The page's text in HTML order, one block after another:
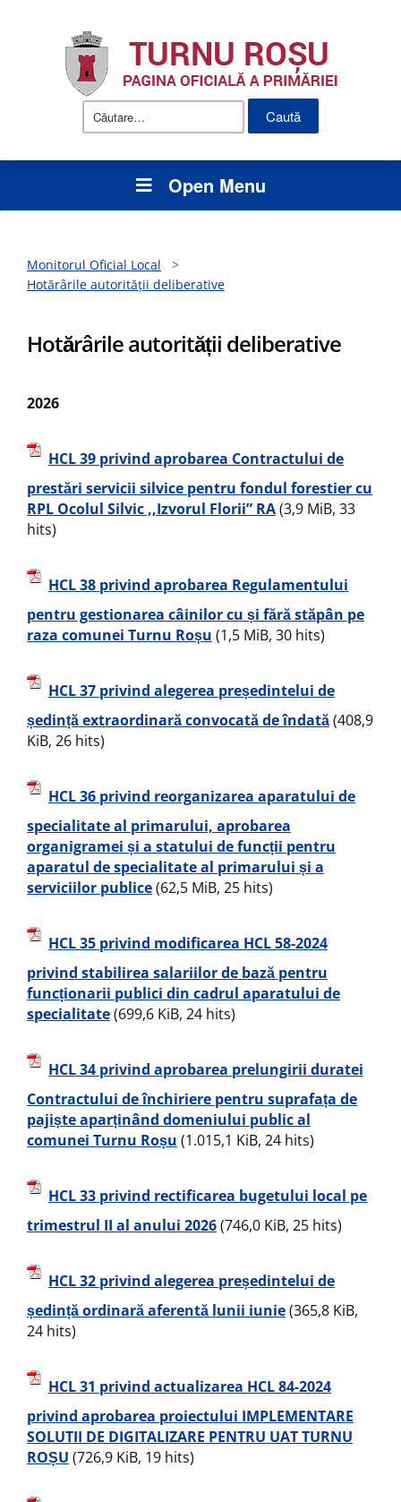
Caută
Open Menu
Monitorul Oficial Local
>
Hotărârile autorității deliberative
Hotărârile autorității deliberative
2026
HCL 39 privind aprobarea Contractului de
prestări servicii silvice pentru fondul forestier cu
RPL Ocolul Silvic ,,Izvorul Florii” RA(3,9 MiB, 33
hits)
HCL 38 privind aprobarea Regulamentului
pentru gestionarea câinilor cu și fără stăpân pe
raza comunei Turnu Roșu (1,5 MiB, 30 hits)
HCL 37 privind alegerea președintelui de
ședință extraordinară convocată de îndată(408,9
KiB, 26 hits)
HCL 36 privind reorganizarea aparatului de
specialitate al primarului, aprobarea
organigramei și a statului de funcții pentru
aparatul de specialitate al primarului și a
serviciilor publice(62,5 MiB, 25 hits)
HCL 35 privind modificarea HCL 58-2024
privind stabilirea salariilor de bază pentru
funcționarii publici din cadrul aparatului de
specialitate(699,6 KiB, 24 hits)
HCL 34 privind aprobarea prelungirii duratei
Contractului de închiriere pentru suprafața de
pajiște aparținând domeniului public al
comunei Turnu Roșu (1.015,1 KiB, 24 hits)
HCL 33 privind rectificarea bugetului local pe
trimestrul II al anului 2026(746,0 KiB, 25 hits)
HCL 32 privind alegerea președintelui de
ședință ordinară aferentă lunii iunie(365,8 KiB,
24 hits)
HCL 31 privind actualizarea HCL 84-2024
privind aprobarea proiectului IMPLEMENTARE
SOLUTII DE DIGITALIZARE PENTRU UAT TURNU
ROȘU (726,9 KiB, 19 hits)